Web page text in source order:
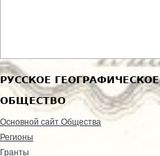
РУССКОЕ ГЕОГРАФИЧЕСКОЕ
ОБЩЕСТВО
Основной сайт Общества
Регионы
Гранты